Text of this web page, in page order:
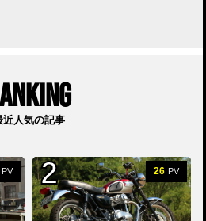
近人気の記事
PV 26 PV